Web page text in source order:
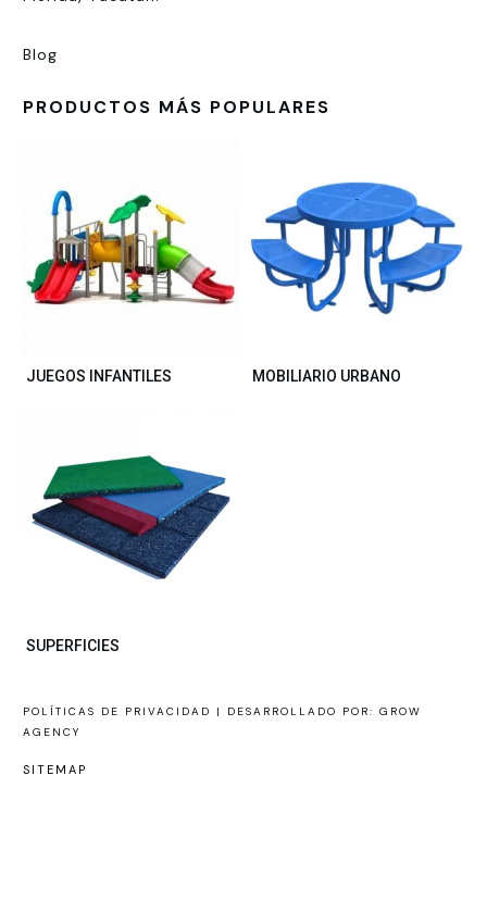
Blog
PRODUCTOS MÁS POPULARES
JUEGOS INFANTILES MOBILIARIO URBANO
SUPERFICIES
POLÍTICAS DE PRIVACIDAD |
DESARROLLADO POR: GROW
AGENCY
SITEMAP